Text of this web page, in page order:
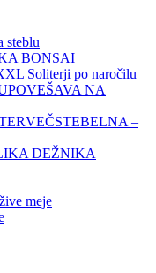
steblu
BONSAI
Soliterji po naročilu
POVEŠAVA NA
VEČSTEBELNA –
DEŽNIKA
meje